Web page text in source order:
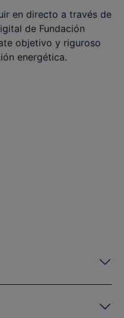
en directo a través de
de Fundación
objetivo y riguroso
energética.